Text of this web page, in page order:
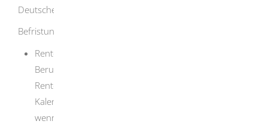
Deutschen Rentenversicherung beraten.
Befristung der Rente:
Renten wegen teilweiser Erwerbsminderung bei
Berufsunfähigkeit werden befristet gezahlt.
Renten beginnen frühestens ab dem siebten
Kalendermonat nach Eintritt der Erwerbsminderung,
wenn Sie den Rentenantrag rechtzeitig gestellt